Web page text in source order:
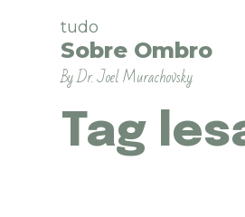
tudo
Sobre Ombro
By Dr. Joel Murachovsky
Tag